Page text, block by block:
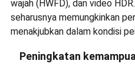
wajah (HWFD), dan video
seharusnya memungkinkan
menakjubkan dalam kondisi
Peningkatan